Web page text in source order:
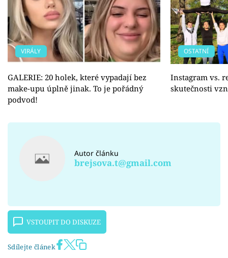
VIRÁLY
GALERIE: 20 holek, které vypadají bez
make-upu úplně jinak. To je pořádný
podvod!
OSTATNÍ
Instagram vs.
skutečnosti
Autor článku
brejsova.t@gmail.com
VSTOUPIT DO DISKUZE
Sdílejte článek